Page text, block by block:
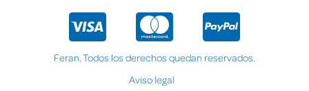
Feran. Todos los derechos quedan reservados.
Aviso legal